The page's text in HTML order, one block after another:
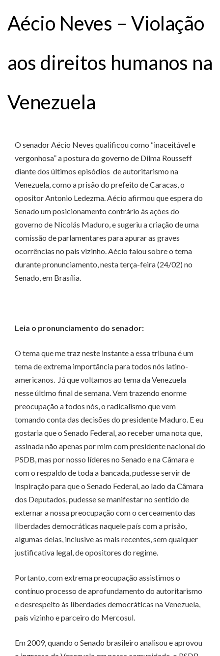
Aécio Neves – Violação
aos direitos humanos na
Venezuela
O senador Aécio Neves qualificou como “inaceitável e
vergonhosa” a postura do governo de Dilma Rousseff
diante dos últimos episódios de autoritarismo na
Venezuela, como a prisão do prefeito de Caracas, o
opositor Antonio Ledezma. Aécio afirmou que espera do
Senado um posicionamento contrário às ações do
governo de Nicolás Maduro, e sugeriu a criação de uma
comissão de parlamentares para apurar as graves
ocorrências no país vizinho. Aécio falou sobre o tema
durante pronunciamento, nesta terça-feira (24/02) no
Senado, em Brasília.
Leia o pronunciamento do senador:
O tema que me traz neste instante a essa tribuna é um
tema de extrema importância para todos nós latino-
americanos. Já que voltamos ao tema da Venezuela
nesse último final de semana. Vem trazendo enorme
preocupação a todos nós, o radicalismo que vem
tomando conta das decisões do presidente Maduro. E eu
gostaria que o Senado Federal, ao receber uma nota que,
assinada não apenas por mim com presidente nacional do
PSDB, mas por nosso líderes no Senado e na Câmara e
com o respaldo de toda a bancada, pudesse servir de
inspiração para que o Senado Federal, ao lado da Câmara
dos Deputados, pudesse se manifestar no sentido de
externar a nossa preocupação com o cerceamento das
liberdades democráticas naquele país com a prisão,
algumas delas, inclusive as mais recentes, sem qualquer
justificativa legal, de opositores do regime.
Portanto, com extrema preocupação assistimos o
contínuo processo de aprofundamento do autoritarismo
e desrespeito às liberdades democráticas na Venezuela,
país vizinho e parceiro do Mercosul.
Em 2009, quando o Senado brasileiro analisou e aprovou